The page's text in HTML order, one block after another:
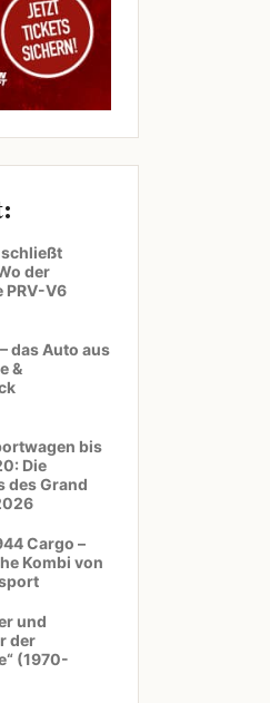
der
PRV-V6
das Auto aus
&
bis
Die
des Grand
Cargo –
Kombi von
und
der
(1970-